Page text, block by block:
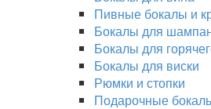
Пивные бокалы и
Бокалы для
Бокалы для
Бокалы для виски
Рюмки и стопки
Подарочные